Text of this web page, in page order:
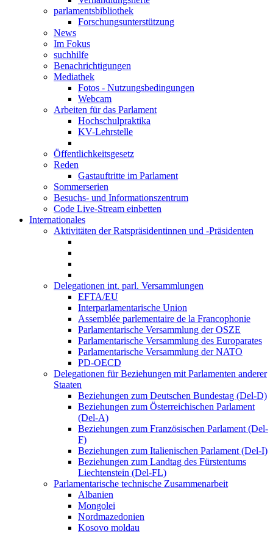
parlamentsbibliothek
Forschungsunterstützung
News
Im Fokus
suchhilfe
Benachrichtigungen
Mediathek
Fotos - Nutzungsbedingungen
Webcam
Arbeiten für das Parlament
Hochschulpraktika
KV-Lehrstelle
Öffentlichkeitsgesetz
Reden
Gastauftritte im Parlament
Sommerserien
Besuchs- und Informationszentrum
Code Live-Stream einbetten
Internationales
Aktivitäten der Ratspräsidentinnen und -Präsidenten
Delegationen int. parl. Versammlungen
EFTA/EU
Interparlamentarische Union
Assemblée parlementaire de la Francophonie
Parlamentarische Versammlung der OSZE
Parlamentarische Versammlung des Europarates
Parlamentarische Versammlung der NATO
PD-OECD
Delegationen für Beziehungen mit Parlamenten anderer
Staaten
Beziehungen zum Deutschen Bundestag (Del-D)
Beziehungen zum Österreichischen Parlament
(Del-A)
Beziehungen zum Französischen Parlament (Del-
F)
Beziehungen zum Italienischen Parlament (Del-I)
Beziehungen zum Landtag des Fürstentums
Liechtenstein (Del-FL)
Parlamentarische technische Zusammenarbeit
Albanien
Mongolei
Nordmazedonien
Kosovo moldau